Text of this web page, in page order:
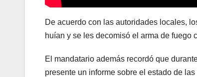
De acuerdo con las autoridades locales,
huían y se les decomisó el arma de fuego
El mandatario además recordó que
presente un informe sobre el estado de